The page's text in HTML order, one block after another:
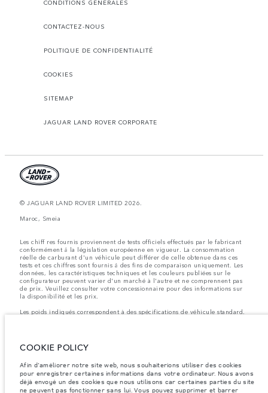
CONDITIONS GÉNÉRALES
CONTACTEZ-NOUS
POLITIQUE DE CONFIDENTIALITÉ
COOKIES
SITEMAP
JAGUAR LAND ROVER CORPORATE
© JAGUAR LAND ROVER LIMITED 2026.
Maroc, Smeia
Les chiff res fournis proviennent de tests officiels effectués par le fabricant
conformément å la législation européenne en vigueur. La consommation
réelle de carburant d'un véhicule peut différer de celle obtenue dans ces
tests et ces chiffres sont fournis å des fins de comparaison uniquement. Les
données, les caractéristiques techniques et les couleurs publiées sur le
configurateur peuvent varier d'un marché à l'autre et ne comprennent pas
de prix. Veuillez consulter votre concessionnaire pour des informations sur
la disponibilité et les prix.
Les poids indiqués correspondent à des spécifications de véhicule standard.
dépassés lorsque vous chargez des accessoires, des occupants, des liquides
et des carburants.
Remarque importante sur les images et les spécifications.La pénurie
mondiale de semi-conducteurs affecte actuellement les spécifications de
construction des véhicules, la disponibilité des options et les délais de
construction. Cette situation s’avère très fluctuante, et par conséquent, les
COOKIE POLICY
Afin d'améliorer notre site web, nous souhaiterions utiliser des cookies
pour enregistrer certaines informations dans votre ordinateur. Nous avons
déjà envoyé un des cookies que nous utilisons car certaines parties du site
ne peuvent pas fonctionner sans lui. Vous pouvez supprimer et barrer